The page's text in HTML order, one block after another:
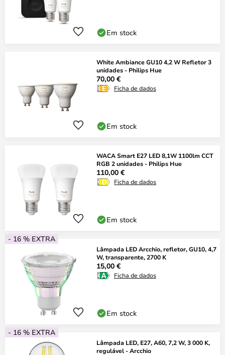
Em stock
White Ambiance GU10 4,2 W Refletor 3
unidades - Philips Hue
70,00 €
Ficha de dados
Em stock
WACA Smart E27 LED 8,1W 1100lm CCT
RGB 2 unidades - Philips Hue
110,00 €
Ficha de dados
Em stock
- 16 % EXTRA
Lâmpada LED Arcchio, refletor, GU10, 4,7
W, transparente, 2700 K
15,00 €
Ficha de dados
Em stock
- 16 % EXTRA
Lâmpada LED, E27, A60, 7,2 W, 3 000 K,
regulável - Arcchio